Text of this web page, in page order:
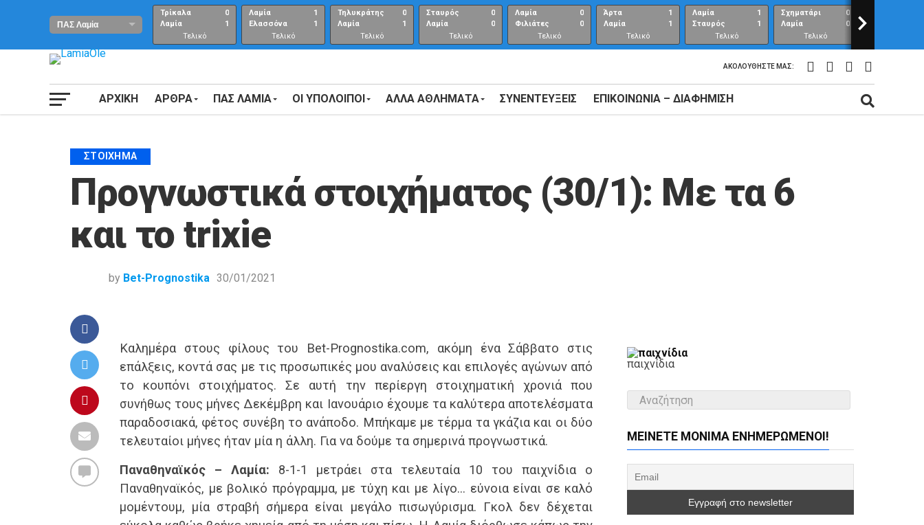
Τρίκαλα
Λαμία
0
1
Τελικό
αποτέλεσμα
Λαμία
Ελασσόνα
1
1
Τελικό
Αποτέλεσμα
Τηλυκράτης
Λαμία
0
1
Τελικό
αποτέλεσμα
Σταυρός
Λαμία
0
0
Τελικό
αποτέλεσμα
Λαμία
Φιλιάτες
0
0
Τελικό
Αποτέλεσμα
Άρτα
Λαμία
1
1
Τελικό
αποτέλεσμα
Λαμία
Σταυρός
1
1
Τελικό
αποτέλεσμα
Σχηματάρι
Λαμία
0
0
Τελικό
αποτέλεσμα
>
ΑΚΟΛΟΥΘΉΣΤΕ ΜΑΣ:
ΑΡΧΙΚΗ ΑΡΘΡΑ ΠΑΣ ΛΑΜΙΑ ΟΙ ΥΠΟΛΟΙΠΟΙ ΑΛΛΑ ΑΘΛΗΜΑΤΑ ΣΥΝΕΝΤΕΎΞΕΙΣ ΕΠΙΚΟΙΝΩΝΊΑ – ΔΙΑΦΉΜΙΣΗ
ΣΤΟΊΧΗΜΑ
Προγνωστικά στοιχήματος (30/1): Με τα 6
και το trixie
by Bet-Prognostika 30/01/2021
Καλημέρα στους φίλους του Bet-Prognostika.com, ακόμη ένα Σάββατο στις
επάλξεις, κοντά σας με τις προσωπικές μου αναλύσεις και επιλογές αγώνων από
το κουπόνι στοιχήματος. Σε αυτή την περίεργη στοιχηματική χρονιά που
συνήθως τους μήνες Δεκέμβρη και Ιανουάριο έχουμε τα καλύτερα αποτελέσματα
παραδοσιακά, φέτος συνέβη το ανάποδο. Μπήκαμε με τέρμα τα γκάζια και οι δύο
τελευταίοι μήνες ήταν μία η άλλη. Για να δούμε τα σημερινά προγνωστικά.
Παναθηναϊκός – Λαμία: 8-1-1 μετράει στα τελευταία 10 του παιχνίδια ο
Παναθηναϊκός, με βολικό πρόγραμμα, με τύχη και με λίγο… εύνοια είναι σε καλό
μομέντουμ, μία στραβή σήμερα είναι μεγάλο πισωγύρισμα. Γκολ δεν δέχεται
παιχνίδια
ΜΕΊΝΕΤΕ ΜΌΝΙΜΑ ΕΝΗΜΕΡΏΜΕΝΟΙ!